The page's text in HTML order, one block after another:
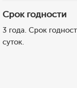
Срок годности
3 года. Срок
суток.